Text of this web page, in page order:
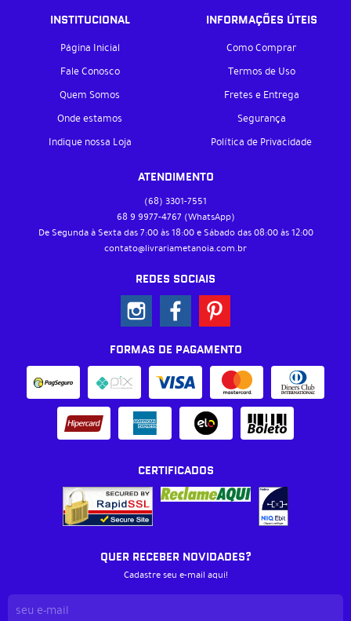
INSTITUCIONAL
Página Inicial
Fale Conosco
Quem Somos
Onde estamos
Indique nossa Loja
INFORMAÇÕES ÚTEIS
Como Comprar
Termos de Uso
Fretes e Entrega
Segurança
Política de Privacidade
ATENDIMENTO
(68) 3301-7551
68 9 9977-4767 (WhatsApp)
De Segunda à Sexta das 7:00 às 18:00 e Sábado das 08:00 às 12:00
contato@livrariametanoia.com.br
REDES SOCIAIS
FORMAS DE PAGAMENTO
CERTIFICADOS
QUER RECEBER NOVIDADES?
Cadastre seu e-mail aqui!